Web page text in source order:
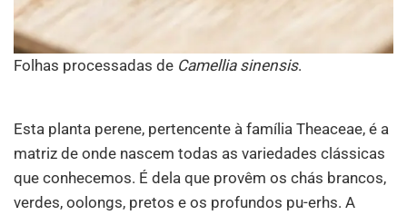
Folhas processadas de Camellia sinensis.
Esta planta perene, pertencente à família Theaceae, é a
matriz de onde nascem todas as variedades clássicas
que conhecemos. É dela que provêm os chás brancos,
verdes, oolongs, pretos e os profundos pu-erhs. A